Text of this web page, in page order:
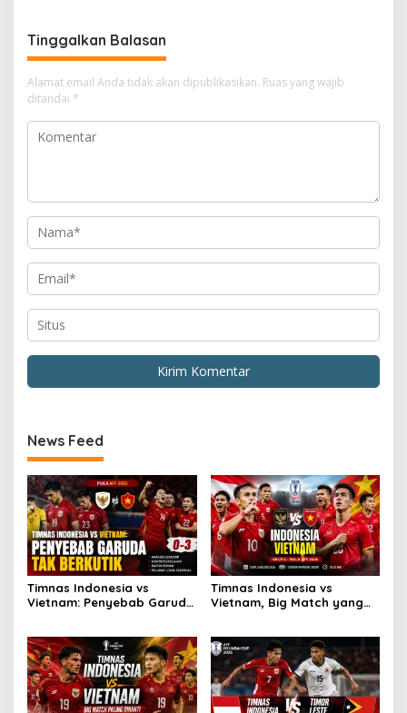
Tinggalkan Balasan
Alamat email Anda tidak akan dipublikasikan. Ruas yang wajib
ditandai *
News Feed
Timnas Indonesia vs
Vietnam: Penyebab Garuda
Timnas Indonesia vs
Vietnam, Big Match yang